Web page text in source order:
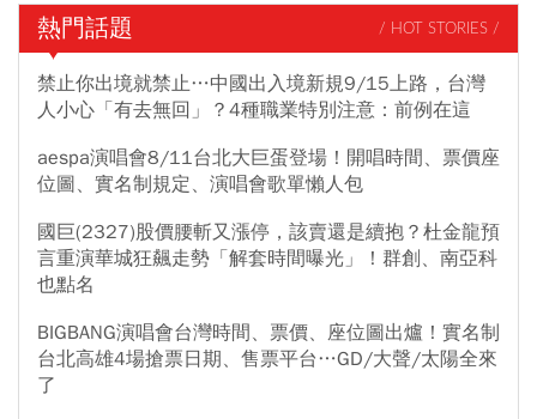
熱門話題 / HOT STORIES /
禁止你出境就禁止…中國出入境新規9/15上路，台灣
人小心「有去無回」？4種職業特別注意：前例在這
aespa演唱會8/11台北大巨蛋登場！開唱時間、票價座
位圖、實名制規定、演唱會歌單懶人包
國巨(2327)股價腰斬又漲停，該賣還是續抱？杜金龍預
言重演華城狂飆走勢「解套時間曝光」！群創、南亞科
也點名
BIGBANG演唱會台灣時間、票價、座位圖出爐！實名制
台北高雄4場搶票日期、售票平台…GD/大聲/太陽全來
了